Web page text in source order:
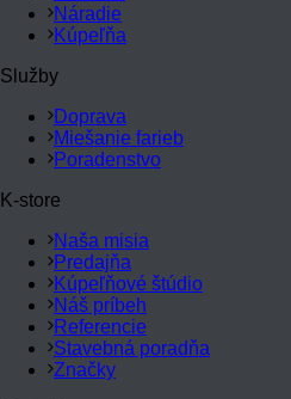
Náradie
Kúpeľňa
Služby
Doprava
Miešanie farieb
Poradenstvo
K-store
Naša misia
Predajňa
Kúpeľňové štúdio
Náš príbeh
Referencie
Stavebná poradňa
Značky